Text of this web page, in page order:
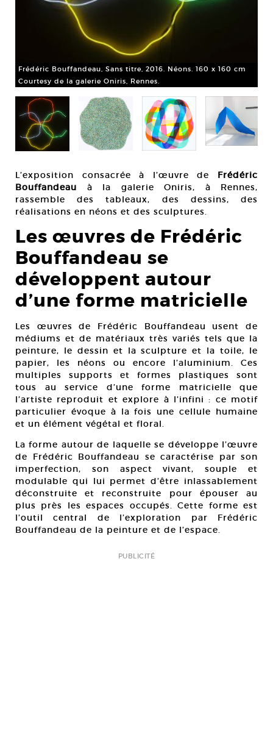
Frédéric Bouffandeau, Sans titre, 2016. Néons. 160 x 160 cm
Courtesy de la galerie Oniris, Rennes.
L’exposition consacrée à l’œuvre de Frédéric
Bouffandeau à la galerie Oniris, à Rennes,
rassemble des tableaux, des dessins, des
réalisations en néons et des sculptures.
Les œuvres de Frédéric
Bouffandeau se
développent autour
d’une forme matricielle
Les œuvres de Frédéric Bouffandeau usent de
médiums et de matériaux très variés tels que la
peinture, le dessin et la sculpture et la toile, le
papier, les néons ou encore l’aluminium. Ces
multiples supports et formes plastiques sont
tous au service d’une forme matricielle que
l’artiste reproduit et explore à l’infini : ce motif
particulier évoque à la fois une cellule humaine
et un élément végétal et floral.
La forme autour de laquelle se développe l’œuvre
de Frédéric Bouffandeau se caractérise par son
imperfection, son aspect vivant, souple et
modulable qui lui permet d’être inlassablement
déconstruite et reconstruite pour épouser au
plus près les espaces occupés. Cette forme est
l’outil central de l’exploration par Frédéric
Bouffandeau de la peinture et de l’espace.
PUBLICITÉ